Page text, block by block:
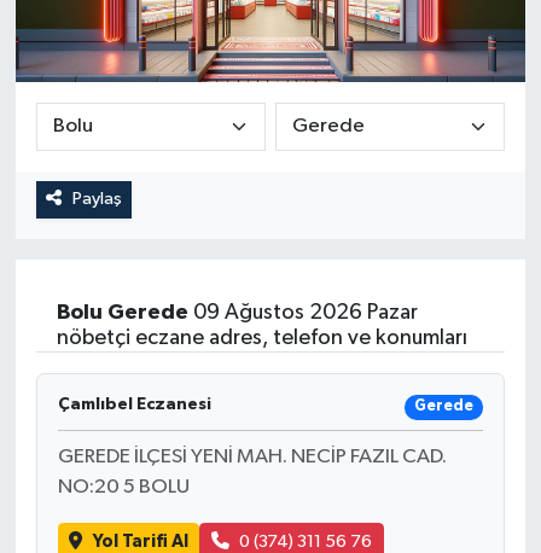
Paylaş
Bolu Gerede 09 Ağustos 2026 Pazar
nöbetçi eczane adres, telefon ve konumları
Çamlıbel Eczanesi Gerede
GEREDE İLÇESİ YENİ MAH. NECİP FAZIL CAD.
NO:20 5 BOLU
Yol Tarifi Al 0 (374) 311 56 76